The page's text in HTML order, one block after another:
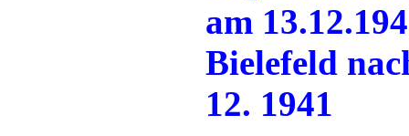
am
Bielefeld
12. 1941